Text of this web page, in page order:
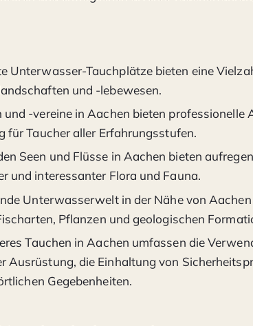
Unterwasser-Tauchplätze bieten eine
und -lebewesen.
und -vereine in Aachen bieten professionelle
für Taucher aller Erfahrungsstufen.
Seen und Flüsse in Aachen bieten
und interessanter Flora und Fauna.
Unterwasserwelt in der Nähe von
Pflanzen und geologischen
Tauchen in Aachen umfassen die
Ausrüstung, die Einhaltung von
Gegebenheiten.